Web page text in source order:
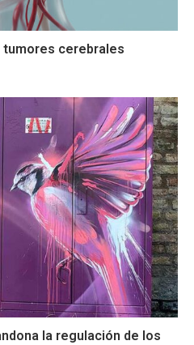
tumores cerebrales
la regulación de los